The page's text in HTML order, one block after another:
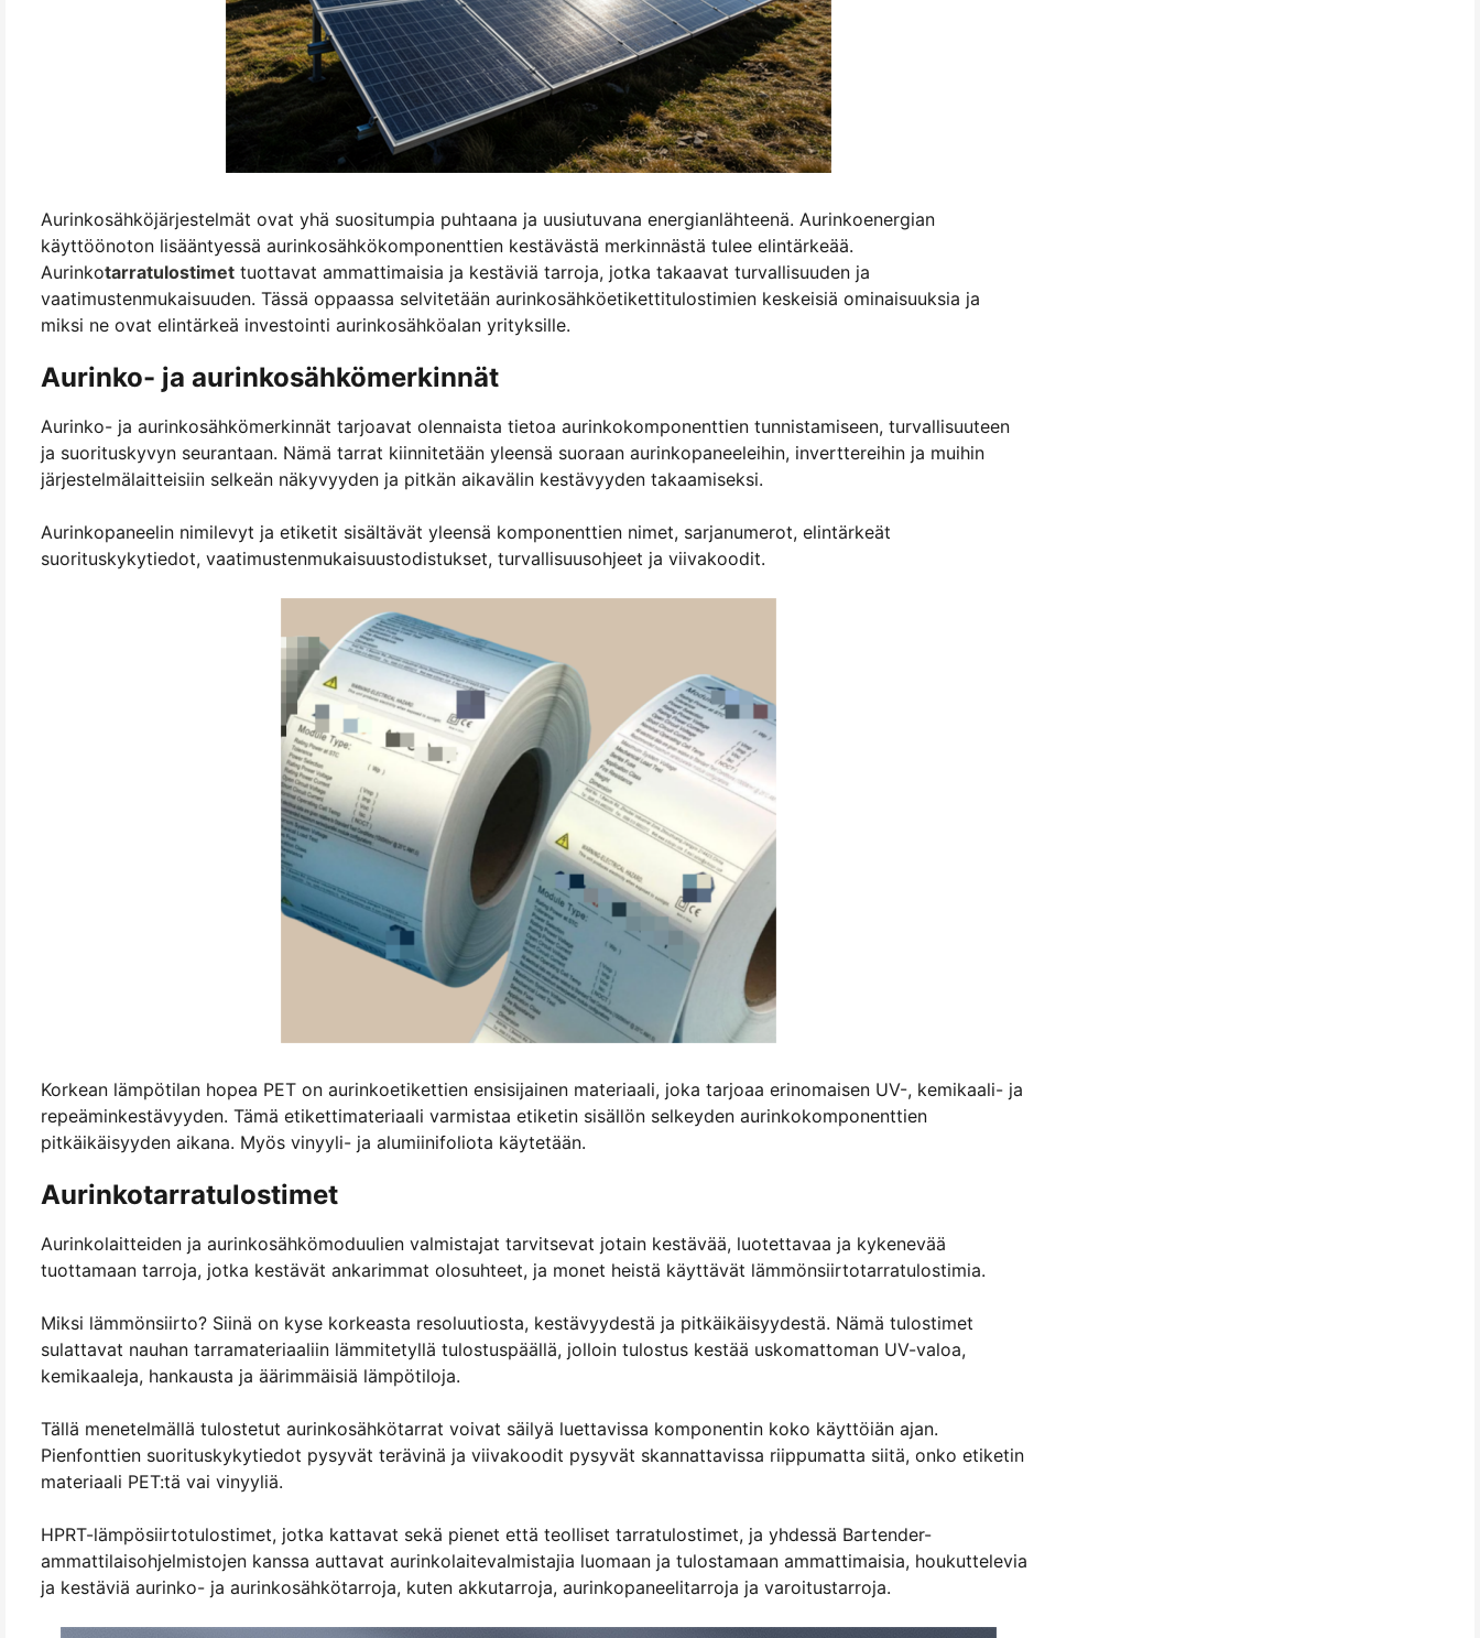
Aurinkosähköjärjestelmät ovat yhä suositumpia puhtaana ja uusiutuvana energianlähteenä. Aurinkoenergian
käyttöönoton lisääntyessä aurinkosähkökomponenttien kestävästä merkinnästä tulee elintärkeää.
Aurinkotarratulostimet tuottavat ammattimaisia ja kestäviä tarroja, jotka takaavat turvallisuuden ja
vaatimustenmukaisuuden. Tässä oppaassa selvitetään aurinkosähköetikettitulostimien keskeisiä ominaisuuksia ja
miksi ne ovat elintärkeä investointi aurinkosähköalan yrityksille.
Aurinko- ja aurinkosähkömerkinnät
Aurinko- ja aurinkosähkömerkinnät tarjoavat olennaista tietoa aurinkokomponenttien tunnistamiseen, turvallisuuteen
ja suorituskyvyn seurantaan. Nämä tarrat kiinnitetään yleensä suoraan aurinkopaneeleihin, inverttereihin ja muihin
järjestelmälaitteisiin selkeän näkyvyyden ja pitkän aikavälin kestävyyden takaamiseksi.
Aurinkopaneelin nimilevyt ja etiketit sisältävät yleensä komponenttien nimet, sarjanumerot, elintärkeät
suorituskykytiedot, vaatimustenmukaisuustodistukset, turvallisuusohjeet ja viivakoodit.
Korkean lämpötilan hopea PET on aurinkoetikettien ensisijainen materiaali, joka tarjoaa erinomaisen UV-, kemikaali- ja
repeäminkestävyyden. Tämä etikettimateriaali varmistaa etiketin sisällön selkeyden aurinkokomponenttien
pitkäikäisyyden aikana. Myös vinyyli- ja alumiinifoliota käytetään.
Aurinkotarratulostimet
Aurinkolaitteiden ja aurinkosähkömoduulien valmistajat tarvitsevat jotain kestävää, luotettavaa ja kykenevää
tuottamaan tarroja, jotka kestävät ankarimmat olosuhteet, ja monet heistä käyttävät lämmönsiirtotarratulostimia.
Miksi lämmönsiirto? Siinä on kyse korkeasta resoluutiosta, kestävyydestä ja pitkäikäisyydestä. Nämä tulostimet
sulattavat nauhan tarramateriaaliin lämmitetyllä tulostuspäällä, jolloin tulostus kestää uskomattoman UV-valoa,
kemikaaleja, hankausta ja äärimmäisiä lämpötiloja.
Tällä menetelmällä tulostetut aurinkosähkötarrat voivat säilyä luettavissa komponentin koko käyttöiän ajan.
Pienfonttien suorituskykytiedot pysyvät terävinä ja viivakoodit pysyvät skannattavissa riippumatta siitä, onko etiketin
materiaali PET:tä vai vinyyliä.
HPRT-lämpösiirtotulostimet, jotka kattavat sekä pienet että teolliset tarratulostimet, ja yhdessä Bartender-
ammattilaisohjelmistojen kanssa auttavat aurinkolaitevalmistajia luomaan ja tulostamaan ammattimaisia, houkuttelevia
ja kestäviä aurinko- ja aurinkosähkötarroja, kuten akkutarroja, aurinkopaneelitarroja ja varoitustarroja.